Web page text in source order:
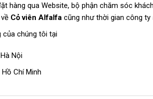
hàng qua Website, bộ phận chăm sóc
Cỏ viên Alfalfacũng như thời gian công ty
của chúng tôi tại
Nội
Chí Minh